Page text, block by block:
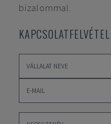
bizalommal.
KAPCSOLATFELVÉTEL